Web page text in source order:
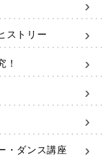
ストリー
！
・ダンス講座